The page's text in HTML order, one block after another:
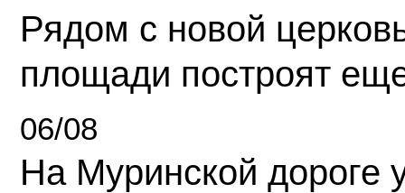
Рядом с новой
площади построят
06/08
На Муринской дороге